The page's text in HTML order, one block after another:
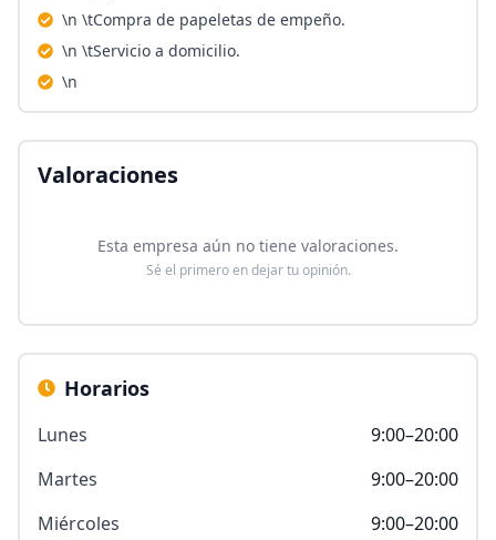
\n \tCompra de papeletas de empeño.
\n \tServicio a domicilio.
\n
Valoraciones
Esta empresa aún no tiene valoraciones.
Sé el primero en dejar tu opinión.
Horarios
Lunes
9:00–20:00
Martes
9:00–20:00
Miércoles
9:00–20:00